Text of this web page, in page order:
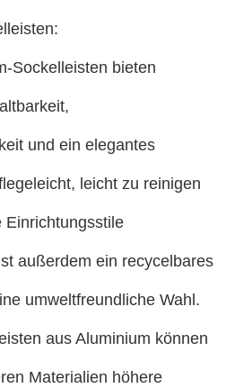
Sockelleisten bieten
und ein elegantes
leicht zu reinigen
Einrichtungsstile
außerdem ein recycelbares
umweltfreundliche Wahl.
aus Aluminium können
Materialien höhere